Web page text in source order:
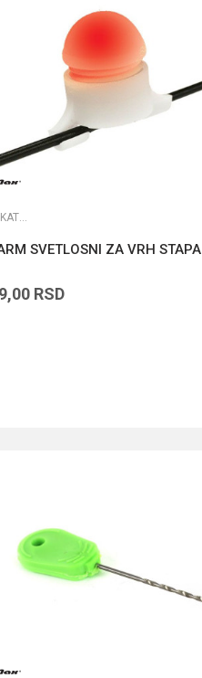
INDIKATORI I SWINGERI
SVETLOSNI ZA VRH STAPA
RSD